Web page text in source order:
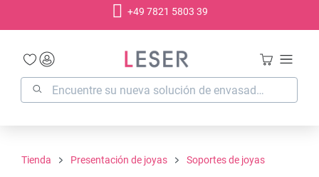
+49 7821 5803 39
Tienda Presentación de joyas Soportes de joyas